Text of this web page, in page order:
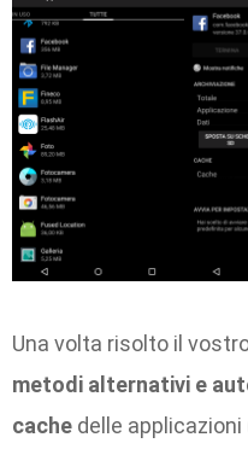
Una volta risolto il
metodi alternativi e
cache delle